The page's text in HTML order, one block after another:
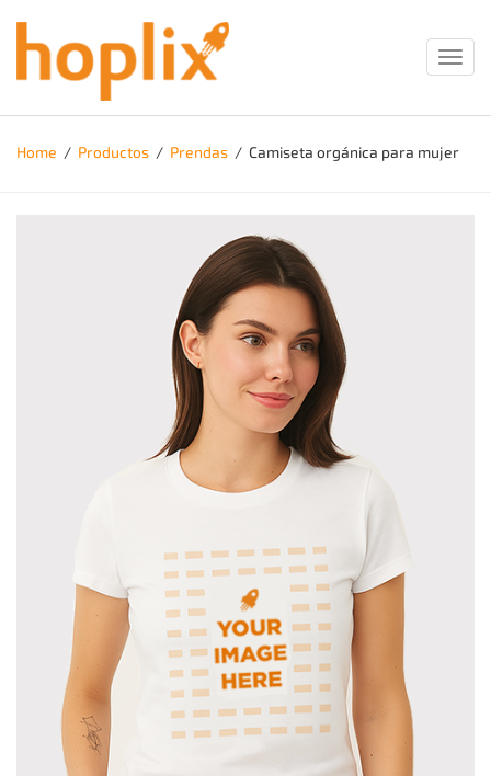
Home / Productos / Prendas / Camiseta orgánica para mujer